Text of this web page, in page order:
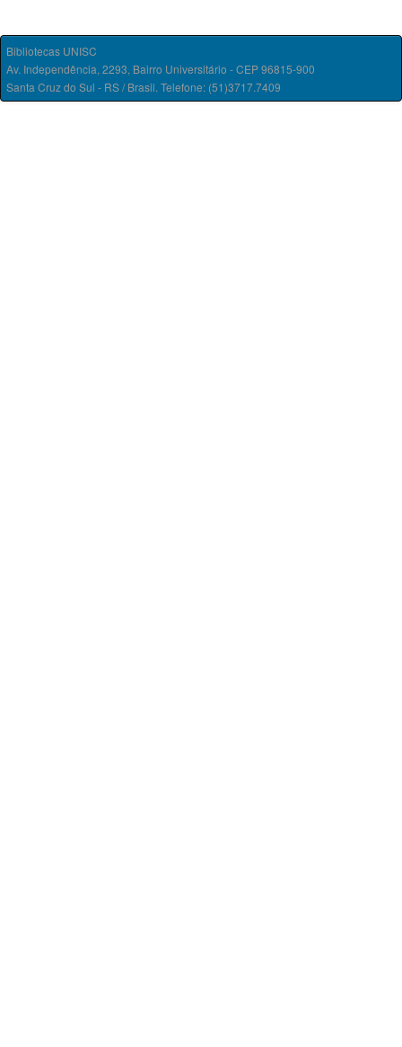
Bibliotecas UNISC
Av. Independência, 2293, Bairro Universitário - CEP 96815-900
Santa Cruz do Sul - RS / Brasil. Telefone: (51)3717.7409